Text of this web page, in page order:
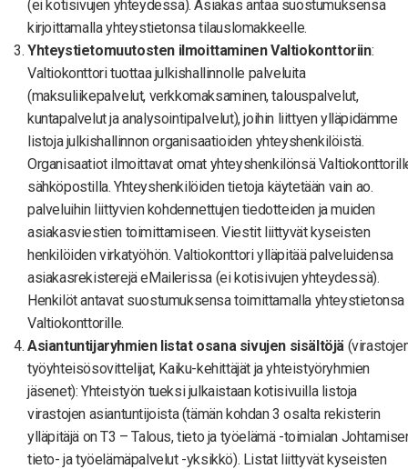
(ei kotisivujen yhteydessä). Asiakas antaa suostumuksensa
kirjoittamalla yhteystietonsa tilauslomakkeelle.
Yhteystietomuutosten ilmoittaminen Valtiokonttoriin:
Valtiokonttori tuottaa julkishallinnolle palveluita
(maksuliikepalvelut, verkkomaksaminen, talouspalvelut,
kuntapalvelut ja analysointipalvelut), joihin liittyen ylläpidämme
listoja julkishallinnon organisaatioiden yhteyshenkilöistä.
Organisaatiot ilmoittavat omat yhteyshenkilönsä
sähköpostilla. Yhteyshenkilöiden tietoja käytetään vain ao.
palveluihin liittyvien kohdennettujen tiedotteiden ja muiden
asiakasviestien toimittamiseen. Viestit liittyvät kyseisten
henkilöiden virkatyöhön. Valtiokonttori ylläpitää palveluidensa
asiakasrekisterejä eMailerissa (ei kotisivujen yhteydessä).
Henkilöt antavat suostumuksensa toimittamalla yhteystietonsa
Valtiokonttorille.
Asiantuntijaryhmien listat osana sivujen sisältöjä
työyhteisösovittelijat, Kaiku-kehittäjät ja yhteistyöryhmien
jäsenet): Yhteistyön tueksi julkaistaan kotisivuilla listoja
virastojen asiantuntijoista (tämän kohdan 3 osalta rekisterin
ylläpitäjä on T3 – Talous, tieto ja työelämä -toimialan
tieto- ja työelämäpalvelut -yksikkö). Listat liittyvät kyseisten